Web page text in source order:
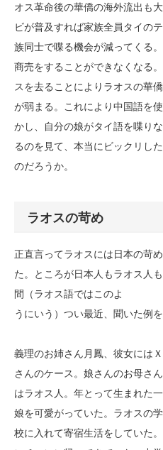
オス革命後の華僑の海外流出も
ビが普及すれば家族全員タイの
族同士で喋る機会が減ってくる
商売をすることができなくなる
スを去ることによりラオスの華
が弱まる。これにより中国語を
かし、自分の娘がタイ語を喋り
るのを見て、本当にビックリし
のだろうか。
ラオスの苛め
正直言ってラオスには日本の苛
た。ところが日本人もラオス人
間（ラオス語ではこのよ
うにいう）つい最近、聞いた例を
義理のお姉さん月鳳、彼女には
さんのケース。娘さんのお母さ
はラオス人。年とって生まれた
娘を可愛がっていた。ラオスの
校に入れて寄宿生活をしていた